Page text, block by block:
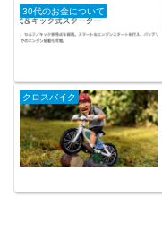
30代のお金について
クロスバイク